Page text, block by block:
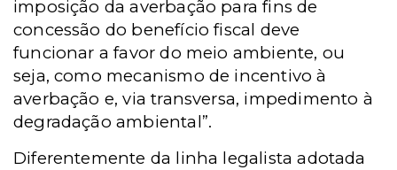
imposição da averbação para fins de
concessão do benefício fiscal deve
funcionar a favor do meio ambiente, ou
seja, como mecanismo de incentivo à
averbação e, via transversa, impedimento à
degradação ambiental”.
Diferentemente da linha legalista adotada